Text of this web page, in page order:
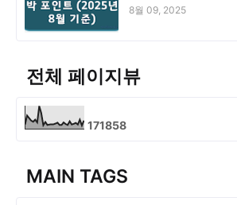
8월 09, 2025
전체 페이지뷰
171858
MAIN TAGS